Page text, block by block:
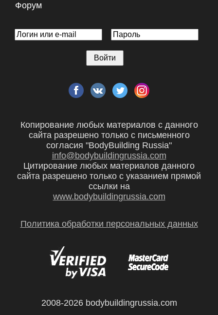
Форум
Копирование любых материалов с данного
сайта разрешено только с письменного
согласия "BodyBuilding Russia"
info@bodybuildingrussia.com
Цитирование любых материалов данного
сайта разрешено только с указанием прямой
ссылки на
www.bodybuildingrussia.com
Политика обработки персональных данных
2008-2026 bodybuildingrussia.com